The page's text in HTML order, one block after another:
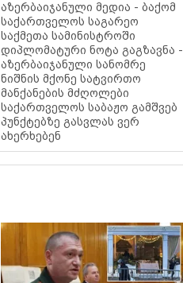
აზერბაიჯანული მედია - ბაქომ
საქართველოს საგარეო
საქმეთა სამინისტროში
დიპლომატური ნოტა გაგზავნა -
აზერბაიჯანული სანომრე
ნიშნის მქონე სატვირთო
მანქანების მძღოლები
საქართველოს საბაჟო გამშვებ
პუნქტებზე გასვლას ვერ
ახერხებენ